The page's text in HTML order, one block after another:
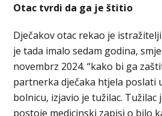
Otac tvrdi da ga je štitio
Dječakov otac rekao je
je tada imalo sedam godina,
novembrz 2024. “kako bi ga
partnerka dječaka htjela poslati
bolnicu, izjavio je tužilac. Tužilac
postoje medicinski zapisi o bilo